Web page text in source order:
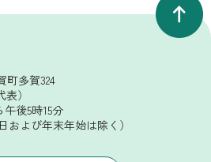
町多賀324
表）
後5時15分
および年末年始は除く）